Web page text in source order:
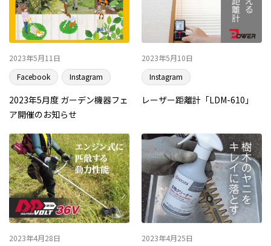
2023年5月11日
Facebook
Instagram
2023年5月度 ガーデン機器フェ
ア開催のお知らせ
2023年5月10日
Instagram
レーザー距離計「LDM-610」
2023年4月28日
2023年4月25日